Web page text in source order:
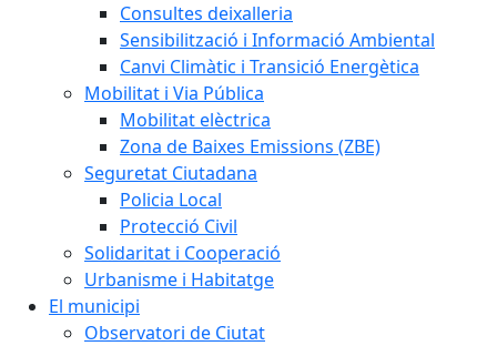
Consultes deixalleria
Sensibilització i Informació Ambiental
Canvi Climàtic i Transició Energètica
Mobilitat i Via Pública
Mobilitat elèctrica
Zona de Baixes Emissions (ZBE)
Seguretat Ciutadana
Policia Local
Protecció Civil
Solidaritat i Cooperació
Urbanisme i Habitatge
El municipi
Observatori de Ciutat